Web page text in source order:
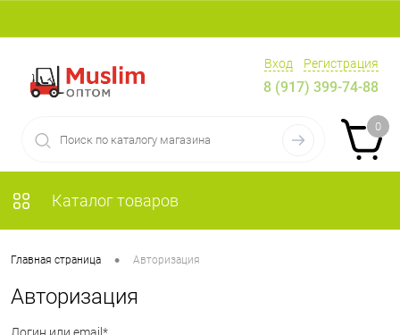
Вход Регистрация
8 (917) 399-74-88
0
Каталог товаров
Главная страница • Авторизация
Авторизация